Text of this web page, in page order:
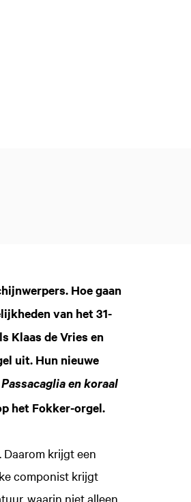
Hoe gaan
van het 31-
Klaas de Vries en
uit. Hun nieuwe
Passacaglia en koraal
het Fokker-orgel.
krijgt een
componist krijgt
waarin niet alleen